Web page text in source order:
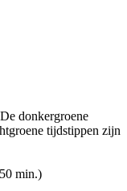
donkergroene
tijdstippen zijn
min.)